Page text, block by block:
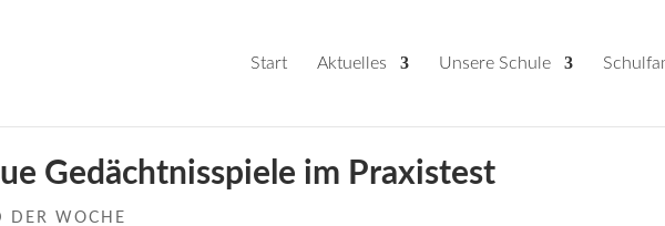
Start Aktuelles Unsere Schule
Gedächtnisspiele im Praxistest
DER WOCHE